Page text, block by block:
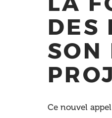
DES
SON
Ce nouvel